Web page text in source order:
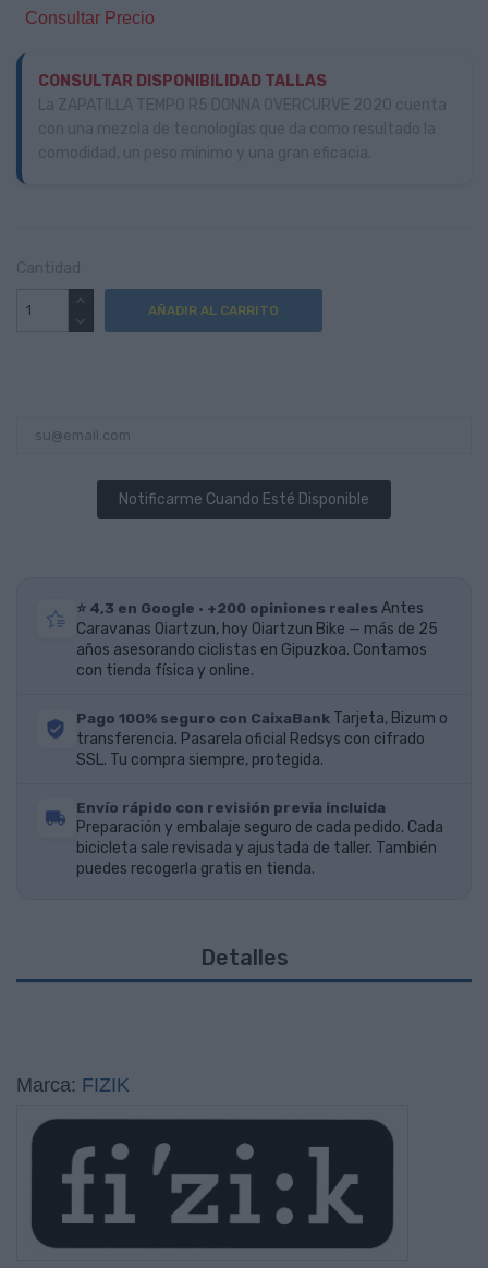
Consultar Precio
CONSULTAR DISPONIBILIDAD TALLAS
AÑADIR AL CARRITO
Notificarme Cuando Esté Disponible
⭐ 4,3 en Google · +200 opiniones reales Antes
Caravanas Oiartzun, hoy Oiartzun Bike — más de 25
años asesorando ciclistas en Gipuzkoa. Contamos
con tienda física y online.
Pago 100% seguro con CaixaBank Tarjeta, Bizum o
transferencia. Pasarela oficial Redsys con cifrado
SSL. Tu compra siempre, protegida.
Envío rápido con revisión previa incluida
Preparación y embalaje seguro de cada pedido. Cada
bicicleta sale revisada y ajustada de taller. También
puedes recogerla gratis en tienda.
Detalles
Marca: FIZIK